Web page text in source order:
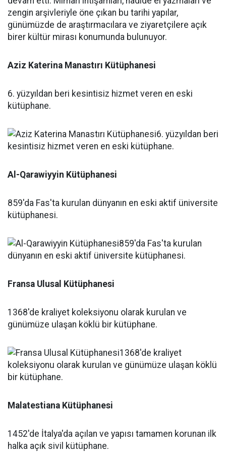
Aziz Katerina Manastırı Kütüphanesi
6. yüzyıldan beri kesintisiz hizmet veren en eski
kütüphane.
Al-Qarawiyyin Kütüphanesi
859'da Fas'ta kurulan dünyanın en eski aktif üniversite
kütüphanesi.
Fransa Ulusal Kütüphanesi
1368'de kraliyet koleksiyonu olarak kurulan ve
günümüze ulaşan köklü bir kütüphane.
Malatestiana Kütüphanesi
1452'de İtalya'da açılan ve yapısı tamamen korunan ilk
halka açık sivil kütüphane.